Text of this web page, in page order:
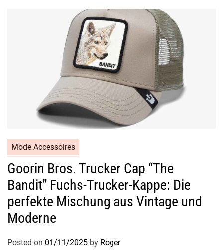
Mode Accessoires
Goorin Bros. Trucker Cap “The
Bandit” Fuchs-Trucker-Kappe: Die
perfekte Mischung aus Vintage und
Moderne
Posted on 01/11/2025 by Roger